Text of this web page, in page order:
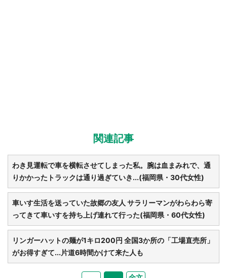
関連記事
わき見運転で車を横転させてしまった私。腕は血まみれで、通
りかかったトラックは通り過ぎていき...(福岡県・30代女性)
車いす生活を送っていた故郷の友人 サラリーマンがわらわら寄
ってきて車いすを持ち上げ連れて行った(福岡県・60代女性)
リンガーハットの麺が1キロ200円 全国3か所の「工場直売所」
がお得すぎて...片道6時間かけて来た人も